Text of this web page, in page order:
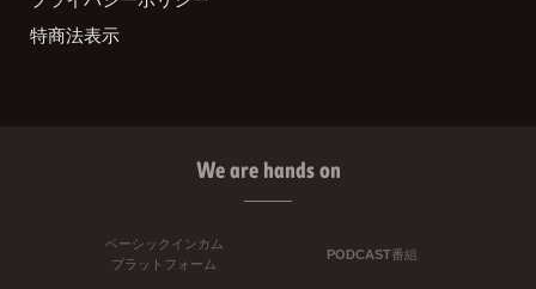
特商法表示
We are hands on
ベーシックインカム
プラットフォーム
PODCAST番組